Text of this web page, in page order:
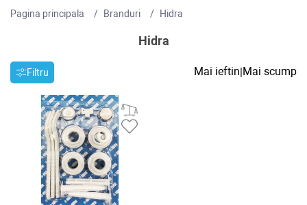
Pagina principala Branduri Hidra
Hidra
Filtru Mai ieftin|Mai scump